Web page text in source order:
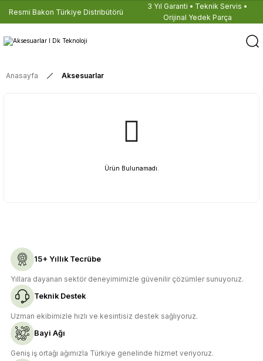
Resmi Bakon Türkiye Distribütörü
3 Yıl Garanti • Teknik Servis •
Orijinal Yedek Parça
Anasayfa Aksesuarlar
Ürün Bulunamadı.
15+ Yıllık Tecrübe
Yıllara dayanan sektör deneyimimizle güvenilir çözümler sunuyoruz.
Teknik Destek
Uzman ekibimizle hızlı ve kesintisiz destek sağlıyoruz.
Bayi Ağı
Geniş iş ortağı ağımızla Türkiye genelinde hizmet veriyoruz.